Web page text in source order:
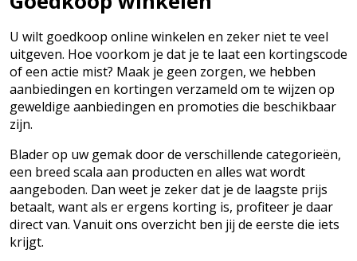
U wilt goedkoop online winkelen en zeker niet te veel
uitgeven. Hoe voorkom je dat je te laat een kortingscode
of een actie mist? Maak je geen zorgen, we hebben
aanbiedingen en kortingen verzameld om te wijzen op
geweldige aanbiedingen en promoties die beschikbaar
zijn.
Blader op uw gemak door de verschillende categorieën,
een breed scala aan producten en alles wat wordt
aangeboden. Dan weet je zeker dat je de laagste prijs
betaalt, want als er ergens korting is, profiteer je daar
direct van. Vanuit ons overzicht ben jij de eerste die iets
krijgt.